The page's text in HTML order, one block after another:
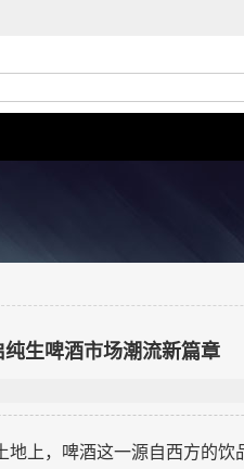
生啤酒市场潮流新篇章
地上，啤酒这一源自西方的